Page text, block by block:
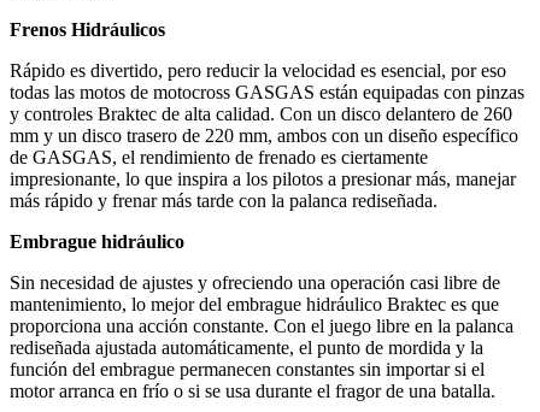
Frenos Hidráulicos
Rápido es divertido, pero reducir la velocidad es esencial, por eso
todas las motos de motocross GASGAS están equipadas con pinzas
y controles Braktec de alta calidad. Con un disco delantero de 260
mm y un disco trasero de 220 mm, ambos con un diseño específico
de GASGAS, el rendimiento de frenado es ciertamente
impresionante, lo que inspira a los pilotos a presionar más, manejar
más rápido y frenar más tarde con la palanca rediseñada.
Embrague hidráulico
Sin necesidad de ajustes y ofreciendo una operación casi libre de
mantenimiento, lo mejor del embrague hidráulico Braktec es que
proporciona una acción constante. Con el juego libre en la palanca
rediseñada ajustada automáticamente, el punto de mordida y la
función del embrague permanecen constantes sin importar si el
motor arranca en frío o si se usa durante el fragor de una batalla.